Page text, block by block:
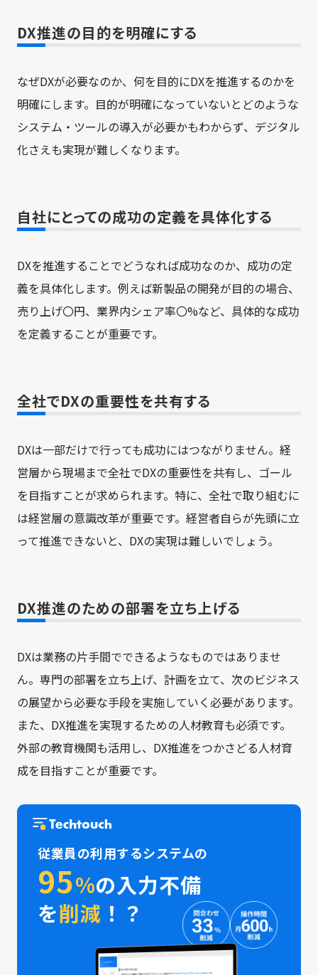
DX推進の目的を明確にする
なぜDXが必要なのか、何を目的にDXを推進するのかを
明確にします。目的が明確になっていないとどのような
システム・ツールの導入が必要かもわからず、デジタル
化さえも実現が難しくなります。
自社にとっての成功の定義を具体化する
DXを推進することでどうなれば成功なのか、成功の定
義を具体化します。例えば新製品の開発が目的の場合、
売り上げ〇円、業界内シェア率〇%など、具体的な成功
を定義することが重要です。
全社でDXの重要性を共有する
DXは一部だけで行っても成功にはつながりません。経
営層から現場まで全社でDXの重要性を共有し、ゴール
を目指すことが求められます。特に、全社で取り組むに
は経営層の意識改革が重要です。経営者自らが先頭に立
って推進できないと、DXの実現は難しいでしょう。
DX推進のための部署を立ち上げる
DXは業務の片手間でできるようなものではありませ
ん。専門の部署を立ち上げ、計画を立て、次のビジネス
の展望から必要な手段を実施していく必要があります。
また、DX推進を実現するための人材教育も必須です。
外部の教育機関も活用し、DX推進をつかさどる人材育
成を目指すことが重要です。
従業員の利用するシステムの
95%の入力不備
を削減 ！？